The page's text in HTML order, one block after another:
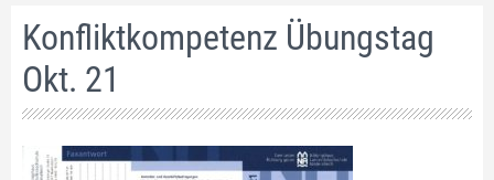
Konfliktkompetenz Übungstag
Okt. 21